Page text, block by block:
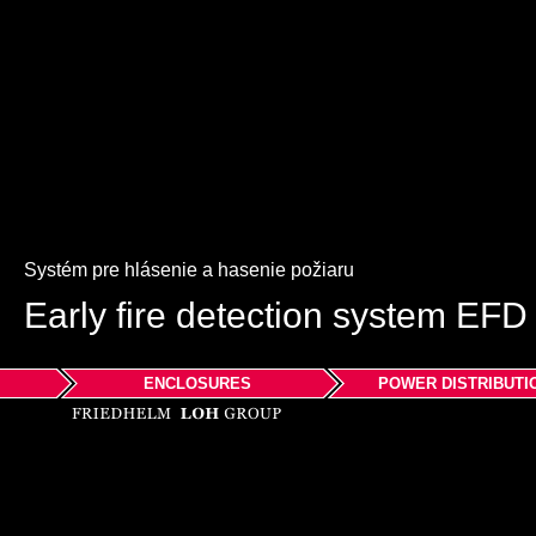
ENCLOSURES POWER
Systém pre hlásenie a hasenie požiaru
Early fire detection system EFD
Systém včasnej detekcie požiaru s aktívnym